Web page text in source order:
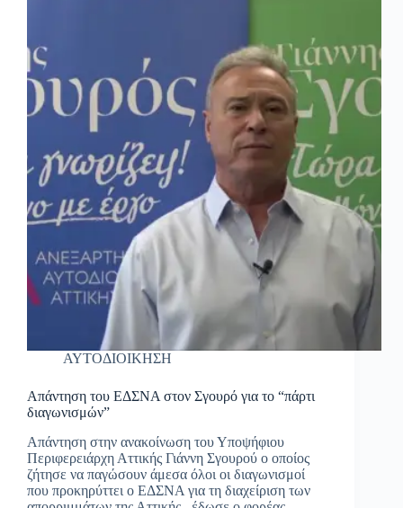
ΑΥΤΟΔΙΟΙΚΗΣΗ
Απάντηση του ΕΔΣΝΑ στον Σγουρό για το “πάρτι
διαγωνισμών”
Απάντηση στην ανακοίνωση του Υποψήφιου
Περιφερειάρχη Αττικής Γιάννη Σγουρού ο οποίος
ζήτησε να παγώσουν άμεσα όλοι οι διαγωνισμοί
που προκηρύττει ο ΕΔΣΝΑ για τη διαχείριση των